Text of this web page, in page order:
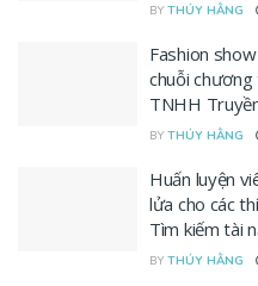
BY THÚY HẰNG
Fashion
chuỗi
TNHH
BY THÚY HẰNG
Huấn luyện
lửa cho các
Tìm kiếm tài
BY THÚY HẰNG